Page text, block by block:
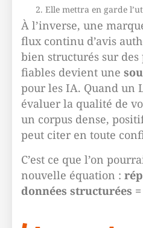
Elle mettra en garde
À l’inverse, une
flux continu d’avis
bien structurés sur
fiables devient une
pour les IA. Quand un
évaluer la qualité de
un corpus dense,
peut citer en toute
C’est ce que l’on
nouvelle équation :
données structurées